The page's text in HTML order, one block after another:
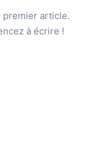
premier article.
à écrire !